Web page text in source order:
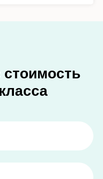
стоимость